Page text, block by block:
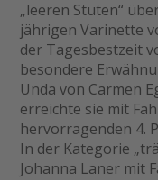
„leeren Stuten“
jährigen Varinette
der Tagesbestzeit
besondere
Unda von Carmen
erreichte sie mit
hervorragenden 4.
In der Kategorie
Johanna Laner mit